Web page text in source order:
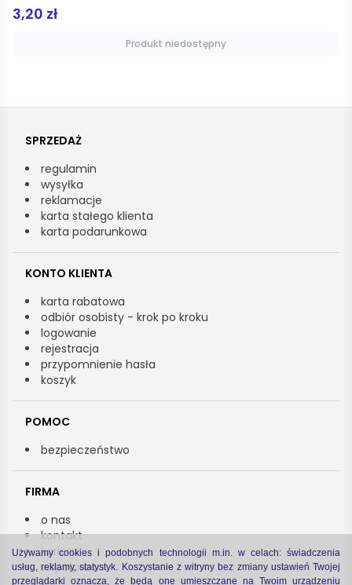
Używamy cookies i podobnych technologii m.in. w celach: świadczenia
usług, reklamy, statystyk. Koszystanie z witryny bez zmiany ustawień Twojej
przeglądarki oznacza, że będą one umieszczane na Twoim urządzeniu
9,99 zł
Produkt niedostępny
SPRZEDAŻ
regulamin
wysyłka
reklamacje
karta stałego klienta
karta podarunkowa
KONTO KLIENTA
karta rabatowa
odbiór osobisty - krok po kroku
logowanie
rejestracja
przypomnienie hasła
koszyk
POMOC
bezpieczeństwo
FIRMA
o nas
kontakt
kariera
współpraca